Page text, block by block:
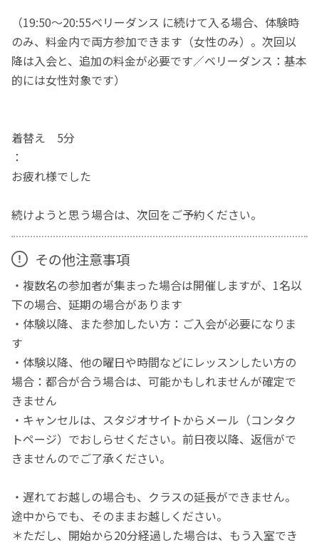
（19:50〜20:55ベリーダンス に続けて入る場合、体験時
のみ、料金内で両方参加できます（女性のみ）。次回以
降は入会と、追加の料金が必要です／ベリーダンス：基本
的には女性対象です）
着替え 5分
：
お疲れ様でした
続けようと思う場合は、次回をご予約ください。
その他注意事項
・複数名の参加者が集まった場合は開催しますが、1名以
下の場合、延期の場合があります
・体験以降、また参加したい方：ご入会が必要になりま
す
・体験以降、他の曜日や時間などにレッスンしたい方の
場合：都合が合う場合は、可能かもしれませんが確定で
きません
・キャンセルは、スタジオサイトからメール（コンタク
トページ）でおしらせください。前日夜以降、返信がで
きませんのでご了承ください。
・遅れてお越しの場合も、クラスの延長ができません。
途中からでも、そのままお越しください。
＊ただし、開始から20分経過した場合は、もう入室でき